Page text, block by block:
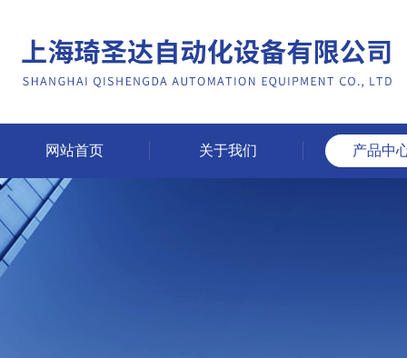
网站首页 关于我们 产品中